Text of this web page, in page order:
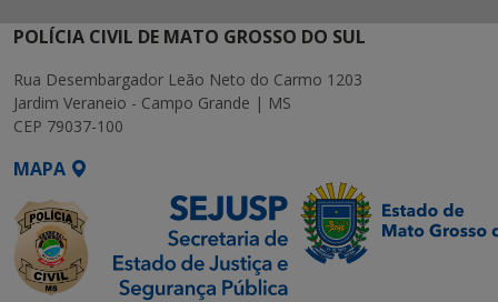
POLÍCIA CIVIL DE MATO GROSSO DO SUL
Rua Desembargador Leão Neto do Carmo 1203
Jardim Veraneio - Campo Grande | MS
CEP 79037-100
MAPA